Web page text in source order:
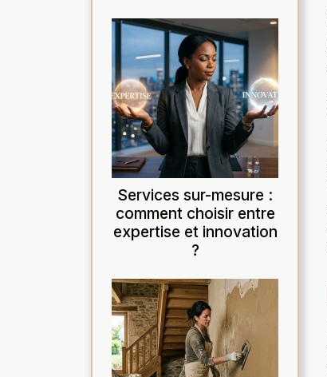
Services sur-mesure :
comment choisir entre
expertise et innovation
?